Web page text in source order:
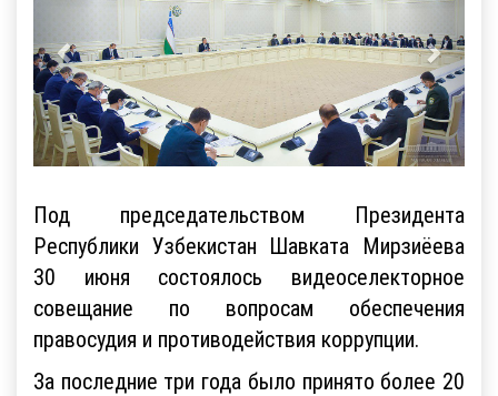
Под председательством Президента
Республики Узбекистан Шавката Мирзиёева
30 июня состоялось видеоселекторное
совещание по вопросам обеспечения
правосудия и противодействия коррупции.
За последние три года было принято более 20